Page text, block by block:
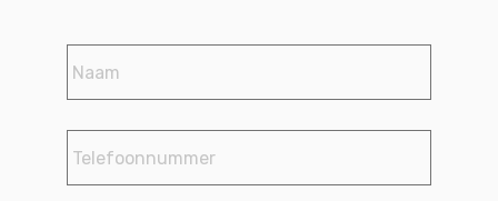
Naam *
Telefoonnummer *